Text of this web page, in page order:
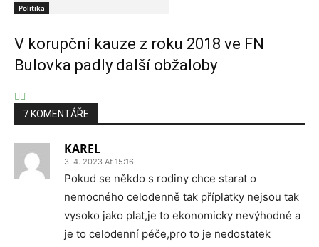
Politika
V korupční kauze z roku 2018 ve FN
Bulovka padly další obžaloby
7 KOMENTÁŘE
KAREL
3. 4. 2023 At 15:16
Pokud se někdo s rodiny chce starat o
nemocného celodenně tak příplatky nejsou tak
vysoko jako plat,je to ekonomicky nevýhodné a
je to celodenní péče,pro to je nedostatek